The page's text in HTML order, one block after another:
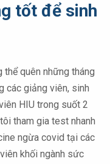
tốt để sinh
thể quên những tháng
các giảng viên, sinh
HIU trong suốt 2
tham gia test nhanh
ngừa covid tại các
khối ngành sức